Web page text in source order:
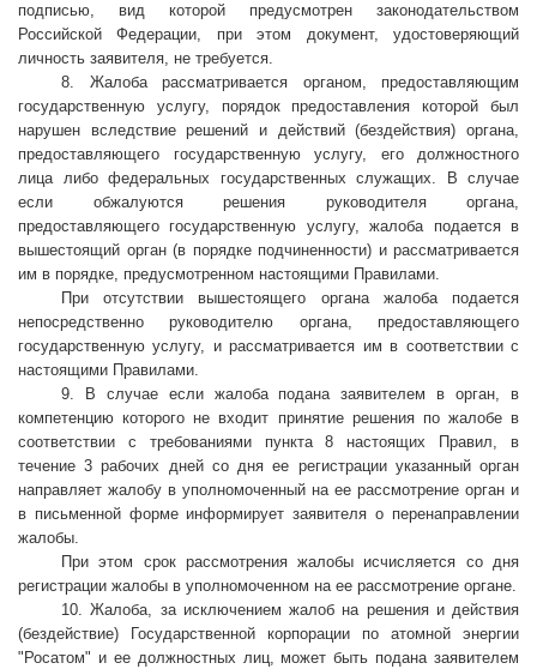
подписью, вид которой предусмотрен законодательством
Российской Федерации, при этом документ, удостоверяющий
личность заявителя, не требуется.
8. Жалоба рассматривается органом, предоставляющим
государственную услугу, порядок предоставления которой был
нарушен вследствие решений и действий (бездействия) органа,
предоставляющего государственную услугу, его должностного
лица либо федеральных государственных служащих. В случае
если обжалуются решения руководителя органа,
предоставляющего государственную услугу, жалоба подается в
вышестоящий орган (в порядке подчиненности) и рассматривается
им в порядке, предусмотренном настоящими Правилами.
При отсутствии вышестоящего органа жалоба подается
непосредственно руководителю органа, предоставляющего
государственную услугу, и рассматривается им в соответствии с
настоящими Правилами.
9. В случае если жалоба подана заявителем в орган, в
компетенцию которого не входит принятие решения по жалобе в
соответствии с требованиями пункта 8 настоящих Правил, в
течение 3 рабочих дней со дня ее регистрации указанный орган
направляет жалобу в уполномоченный на ее рассмотрение орган и
в письменной форме информирует заявителя о перенаправлении
жалобы.
При этом срок рассмотрения жалобы исчисляется со дня
регистрации жалобы в уполномоченном на ее рассмотрение органе.
10. Жалоба, за исключением жалоб на решения и действия
(бездействие) Государственной корпорации по атомной энергии
"Росатом" и ее должностных лиц, может быть подана заявителем